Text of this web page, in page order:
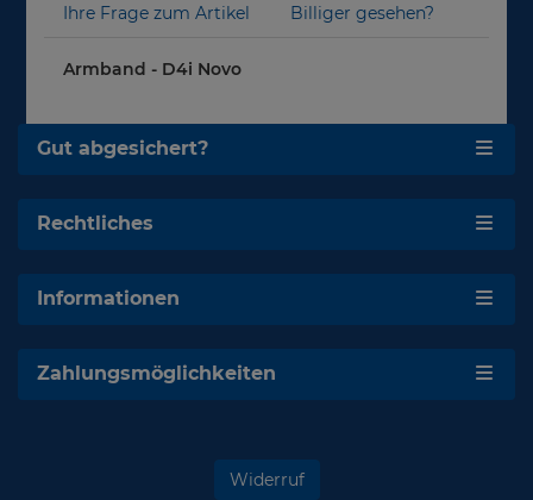
Ihre Frage zum Artikel Billiger gesehen?
Armband - D4i Novo
Gut abgesichert?
Rechtliches
Informationen
Zahlungsmöglichkeiten
Widerruf